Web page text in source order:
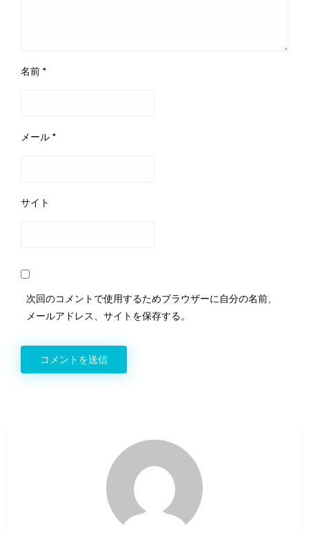
名前 *
メール *
サイト
次回のコメントで使用するためブラウザーに自分の名前、
メールアドレス、サイトを保存する。